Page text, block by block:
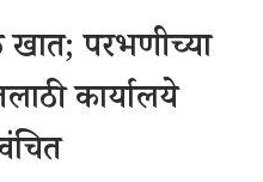
खात; परभणीच्या
कार्यालये